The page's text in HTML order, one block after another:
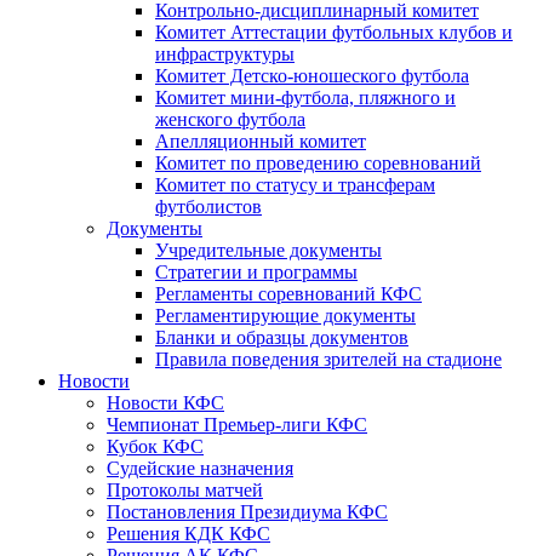
Контрольно-дисциплинарный комитет
Комитет Аттестации футбольных клубов и
инфраструктуры
Комитет Детско-юношеского футбола
Комитет мини-футбола, пляжного и
женского футбола
Апелляционный комитет
Комитет по проведению соревнований
Комитет по статусу и трансферам
футболистов
Документы
Учредительные документы
Стратегии и программы
Регламенты соревнований КФС
Регламентирующие документы
Бланки и образцы документов
Правила поведения зрителей на стадионе
Новости
Новости КФС
Чемпионат Премьер-лиги КФС
Кубок КФС
Судейские назначения
Протоколы матчей
Постановления Президиума КФС
Решения КДК КФС